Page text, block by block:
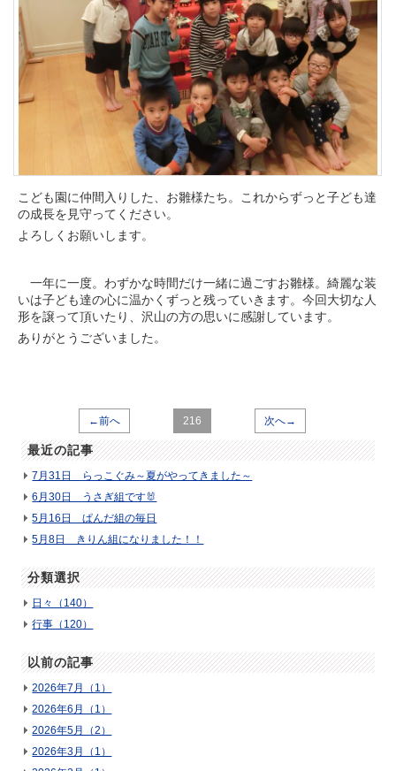
こども園に仲間入りした、お雛様たち。これからずっと子ども達
の成長を見守ってください。
よろしくお願いします。
一年に一度。わずかな時間だけ一緒に過ごすお雛様。綺麗な装
いは子ども達の心に温かくずっと残っていきます。今回大切な人
形を譲って頂いたり、沢山の方の思いに感謝しています。
ありがとうございました。
←前へ 216 次へ→
最近の記事
7月31日 らっこぐみ～夏がやってきました～
6月30日 うさぎ組です🐰
5月16日 ぱんだ組の毎日
5月8日 きりん組になりました！！
分類選択
日々（140）
行事（120）
以前の記事
2026年7月（1）
2026年6月（1）
2026年5月（2）
2026年3月（1）